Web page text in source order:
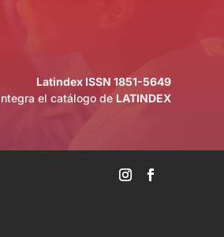
Latindex ISSN 1851-5649
el catálogo de LATINDEX